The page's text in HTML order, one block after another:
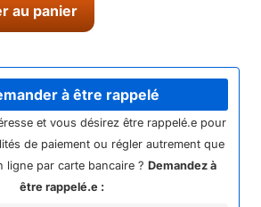
au panier
à être rappelé
et vous désirez être rappelé.e pour
de paiement ou régler autrement que
ligne par carte bancaire ? Demandez à
être rappelé.e :